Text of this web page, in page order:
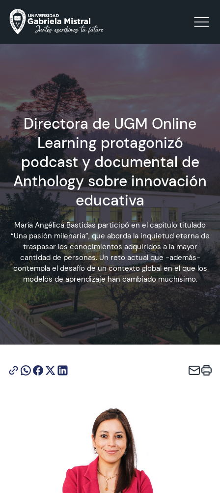
La Universidad
Facultades y Escuelas
Vinculación con el Medio
Investigación
Acreditación
Admisión
Dirección de Desarrollo Estudiantil
Becas y Beneficios
Estudiantes
Alumni
Contacto y Horarios
Directora de UGM Online
Learning protagonizó
podcast y documental de
Anthology sobre innovación
educativa
María Angélica Bastidas participó en el capítulo titulado
“Una pasión milenaria”, que aborda la inquietud eterna de
traspasar los conocimientos adquiridos a la mayor
cantidad de personas. Un reto actual que -además-
contempla el desafío de un contexto global en el que los
modelos de aprendizaje han cambiado muchísimo.